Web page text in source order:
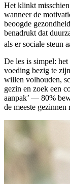
Het klinkt
wanneer de
beoogde
benadrukt dat
als er sociale steun
De les is simpel:
voeding bezig te
willen volhouden,
gezin en zoek een
aanpak’ — 80%
de meeste gezinnen